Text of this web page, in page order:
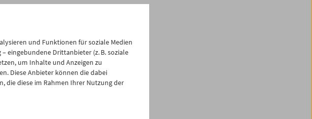
PDF
language or subtitles
und Funktionen für soziale Medien
eingebundene Drittanbieter (z. B. soziale
um Inhalte und Anzeigen zu
Diese Anbieter können die dabei
die diese im Rahmen Ihrer Nutzung der